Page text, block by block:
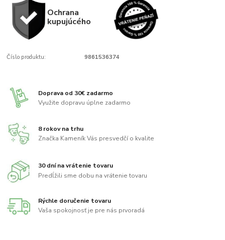
Ochrana
kupujúcého
Číslo produktu: 9861536374
Doprava od 30€ zadarmo
Využite dopravu úplne zadarmo
8 rokov na trhu
Značka Kameník Vás presvedčí o kvalite
30 dní na vrátenie tovaru
Predĺžili sme dobu na vrátenie tovaru
Rýchle doručenie tovaru
Vaša spokojnosť je pre nás prvoradá